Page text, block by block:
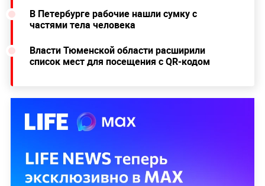
В Петербурге рабочие нашли сумку с
частями тела человека
Власти Тюменской области расширили
список мест для посещения с QR-кодом